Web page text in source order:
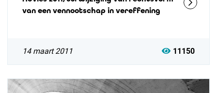
van een vennootschap in vereffening
14 maart 2011 11150